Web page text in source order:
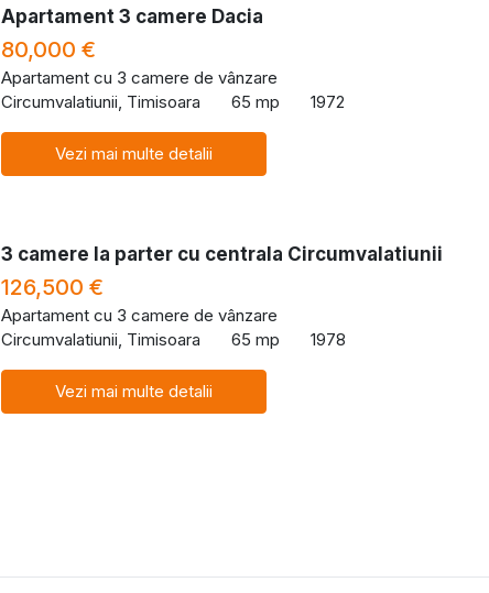
Apartament 3 camere Dacia
80,000 €
Apartament cu 3 camere de vânzare
Circumvalatiunii, Timisoara
65 mp 1972
Vezi mai multe detalii
3 camere la parter cu centrala Circumvalatiunii
126,500 €
Apartament cu 3 camere de vânzare
Circumvalatiunii, Timisoara
65 mp 1978
Vezi mai multe detalii